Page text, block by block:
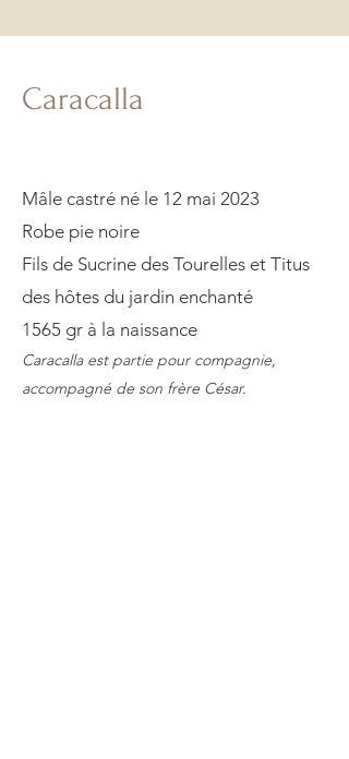
Caracalla
Mâle castré né le 12 mai 2023
Robe pie noire
Fils de Sucrine des Tourelles et Titus
des hôtes du jardin enchanté
1565 gr à la naissance
Caracalla est partie pour compagnie,
accompagné de son frère César.